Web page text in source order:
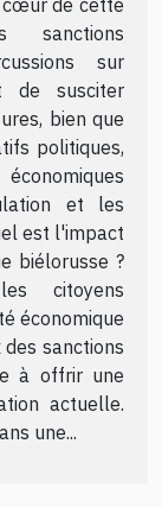
sanctions
sur
de susciter
bien que
politiques,
et les
est l'impact
biélorusse ?
citoyens
économique
sanctions
à offrir une
actuelle.
une...